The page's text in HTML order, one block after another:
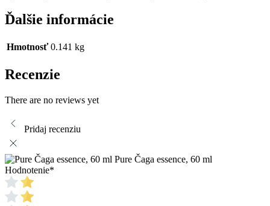
Ďalšie informácie
Hmotnosť 0.141 kg
Recenzie
There are no reviews yet
Pridaj recenziu
Pure Čaga essence, 60 ml
Hodnotenie*